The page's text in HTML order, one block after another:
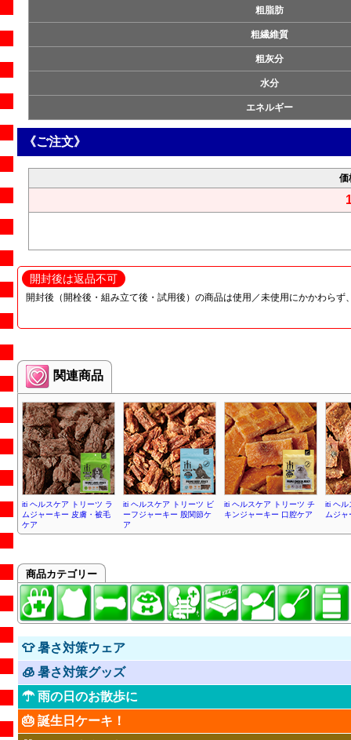
粗脂肪
粗繊維質
粗灰分
水分
エネルギー
《ご注文》
価
開封後は返品不可
開封後（開栓後・組み立て後・試用後）の商品は使用／未使用にかかわらず
関連商品
iti ヘルスケア トリーツ ラ
ムジャーキー 皮膚・被毛
ケア
iti ヘルスケア トリーツ ビ
ーフジャーキー 股関節ケ
ア
iti ヘルスケア トリーツ チ
キンジャーキー 口腔ケア
iti ヘル
ムジ
商品カテゴリー
👕 暑さ対策ウェア
🧊 暑さ対策グッズ
☂ 雨の日のお散歩に
🎂 誕生日ケーキ！